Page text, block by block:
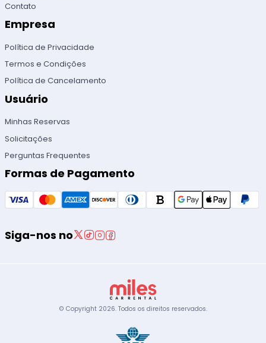
Contato
Empresa
Política de Privacidade
Termos e Condições
Política de Cancelamento
Usuário
Minhas Reservas
Solicitações
Perguntas Frequentes
Formas de Pagamento
Siga-nos no
© Copyright 2026. Todos os direitos reservados.